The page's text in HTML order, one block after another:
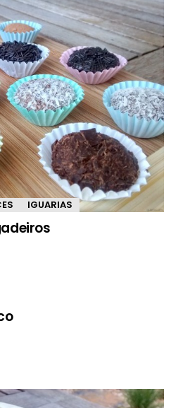
IGUARIAS